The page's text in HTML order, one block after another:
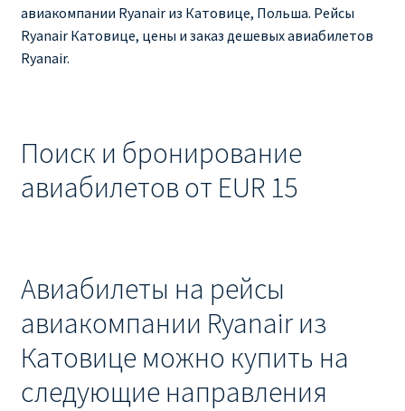
Ryanair изменить фамилию
RYANAIR КУПИТЬ БИЛЕТЫ ENGLISH
Ryanair онлайн регистрация
Ryanair ошибка в фамилии, имени
Ryanair пересадки
авиакомпании Ryanair из Катовице, Польша. Рейсы
Ryanair Катовице, цены и заказ дешевых авиабилетов
Ryanair.
Поиск и бронирование
авиабилетов от EUR 15
Авиабилеты на рейсы
авиакомпании Ryanair из
Катовице можно купить на
следующие направления